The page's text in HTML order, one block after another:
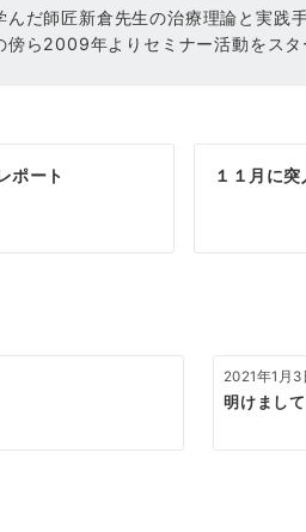
んだ師匠新倉先生の治療理論と実践
傍ら2009年よりセミナー活動をスタ
ポート １１月に突
2021年1月3
明けまし